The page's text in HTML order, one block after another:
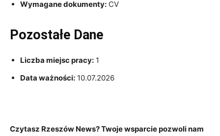
Wymagane dokumenty: CV
Pozostałe Dane
Liczba miejsc pracy: 1
Data ważności: 10.07.2026
Czytasz Rzeszów News? Twoje wsparcie pozwoli nam